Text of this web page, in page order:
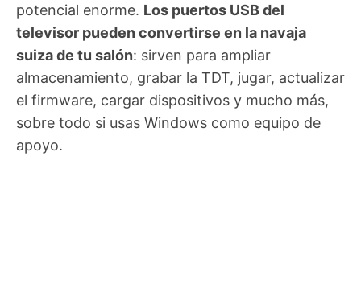
potencial enorme. Los puertos USB del
televisor pueden convertirse en la navaja
suiza de tu salón: sirven para ampliar
almacenamiento, grabar la TDT, jugar, actualizar
el firmware, cargar dispositivos y mucho más,
sobre todo si usas Windows como equipo de
apoyo.